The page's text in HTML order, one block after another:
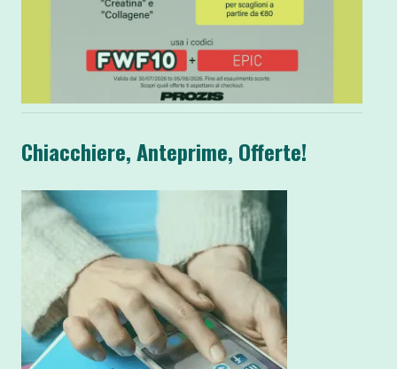
Chiacchiere, Anteprime, Offerte!